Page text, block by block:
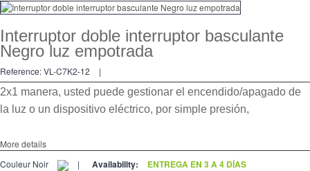
tomado
Spéciales
accesorios
Apoyo
Interruptor doble interruptor basculante
Negro luz empotrada
Reference:VL-C7K2-12
|
2x1 manera, usted puede gestionar el encendido/apagado de
la luz o un dispositivo eléctrico, por simple presión,
More details
Couleur Noir
| Availability: ENTREGA EN 3 A 4 DÍAS